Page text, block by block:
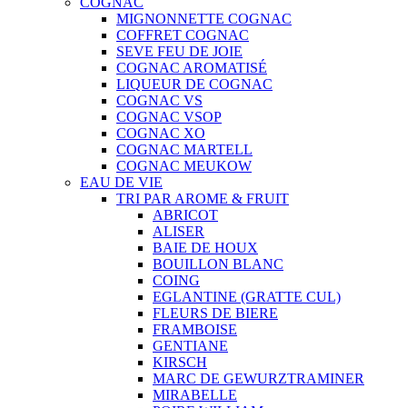
MIGNONNETTE COGNAC
COFFRET COGNAC
SEVE FEU DE JOIE
COGNAC AROMATISÉ
LIQUEUR DE COGNAC
COGNAC VS
COGNAC VSOP
COGNAC XO
COGNAC MARTELL
COGNAC MEUKOW
EAU DE VIE
TRI PAR AROME & FRUIT
ABRICOT
ALISER
BAIE DE HOUX
BOUILLON BLANC
COING
EGLANTINE (GRATTE CUL)
FLEURS DE BIERE
FRAMBOISE
GENTIANE
KIRSCH
MARC DE GEWURZTRAMINER
MIRABELLE